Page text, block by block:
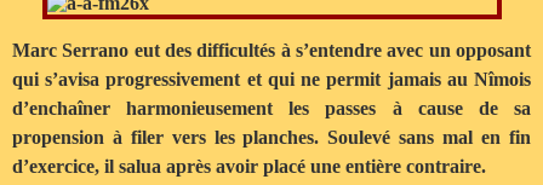
Marc Serrano eut des difficultés à s’entendre avec un opposant
qui s’avisa progressivement et qui ne permit jamais au Nîmois
d’enchaîner harmonieusement les passes à cause de sa
propension à filer vers les planches. Soulevé sans mal en fin
d’exercice, il salua après avoir placé une entière contraire.